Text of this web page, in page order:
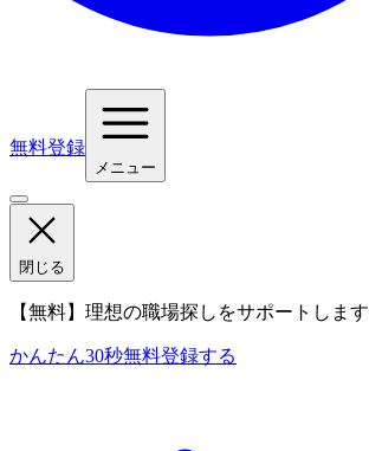
無料登録
メニュー
閉じる
【無料】理想の職場探しをサポートします
かんたん30秒無料登録する